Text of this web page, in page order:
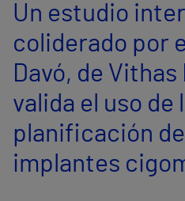
Servicios de salud
Equipo médico y asistencial
Comunicación
Un estudio
coliderado por
Davó, de Vithas
valida el uso de
planificación
implantes